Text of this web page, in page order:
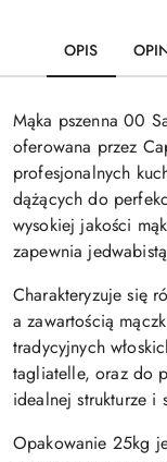
OPIS
Mąka pszenna 00
oferowana przez
profesjonalnych
dążących do
wysokiej jakości
zapewnia
Charakteryzuje się
a zawartością
tradycyjnych
tagliatelle, oraz do
idealnej strukturze i
Opakowanie 25kg